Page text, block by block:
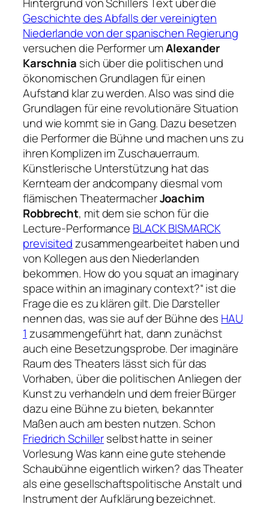
Hintergrund von Schillers Text über die
Geschichte des Abfalls der vereinigten
Niederlande von der spanischen Regierung
versuchen die Performer umAlexander
Karschnia sich über die politischen und
ökonomischen Grundlagen für einen
Aufstand klar zu werden. Also was sind die
Grundlagen für eine revolutionäre Situation
und wie kommt sie in Gang. Dazu besetzen
die Performer die Bühne und machen uns zu
ihren Komplizen im Zuschauerraum.
Künstlerische Unterstützung hat das
Kernteam der andcompany diesmal vom
flämischen TheatermacherJoachim
Robbrecht, mit dem sie schon für die
Lecture-Performance BLACK BISMARCK
previsitedzusammengearbeitet haben und
von Kollegen aus den Niederlanden
bekommen. How do you squat an imaginary
space within an imaginary context?“ist die
Frage die es zu klären gilt. Die Darsteller
nennen das, was sie auf der Bühne des HAU
1 zusammengeführt hat, dann zunächst
auch eine Besetzungsprobe. Der imaginäre
Raum des Theaters lässt sich für das
Vorhaben, über die politischen Anliegen der
Kunst zu verhandeln und dem freier Bürger
dazu eine Bühne zu bieten, bekannter
Maßen auch am besten nutzen. Schon
Friedrich Schillerselbst hatte in seiner
Vorlesung Was kann eine gute stehende
Schaubühne eigentlich wirken? das Theater
als eine gesellschaftspolitische Anstalt und
Instrument der Aufklärung bezeichnet.